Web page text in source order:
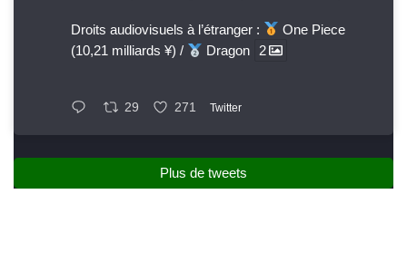
Droits audiovisuels à l’étranger :
One Piece
(10,21 milliards ¥) /
Dragon 2
29 271 Twitter
Plus de tweets